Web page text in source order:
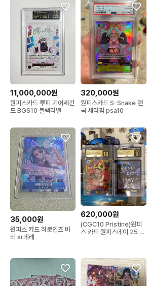
11,000,000원
원피스카드 루피 기어세컨
드 BGS10 블랙라벨
320,000원
원피스카드 S-Snake 핸
콕 세라핌 psa10
35,000원
원피스 카드 히로인즈 비
비 sr페레
620,000원
(CGC10 Pristine)원피
스 카드 원피스데이 25 프